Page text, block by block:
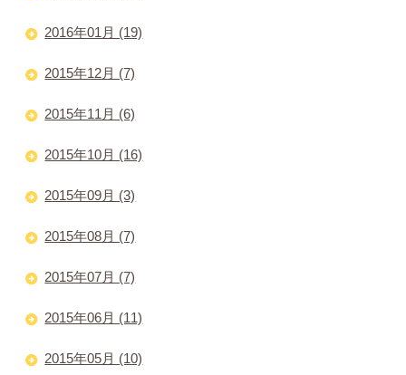
2016年01月 (19)
2015年12月 (7)
2015年11月 (6)
2015年10月 (16)
2015年09月 (3)
2015年08月 (7)
2015年07月 (7)
2015年06月 (11)
2015年05月 (10)